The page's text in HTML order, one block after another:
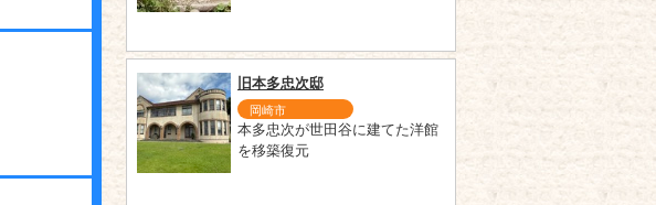
旧本多忠次邸
岡崎市
本多忠次が世田谷に建てた洋館
を移築復元